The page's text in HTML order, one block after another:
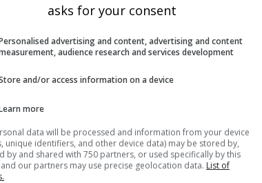
asks for your consent
advertising and content, advertising and content
audience research and services development
and/or access information on a device
more
data will be processed and information from your device
unique identifiers, and other device data) may be stored by,
by and shared with 750 partners, or used specifically by this
and our partners may use precise geolocation data. List of